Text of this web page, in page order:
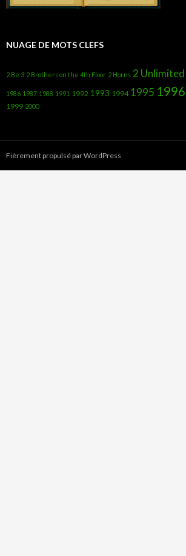
NUAGE DE MOTS CLEFS
2 Be 3 2 Brothers on the 4th Floor 2 Horns 2 Unlimited
1986 1987 1988 1991 1992 1993 1994 1995 1996
1999 2000
Fièrement propulsé par WordPress